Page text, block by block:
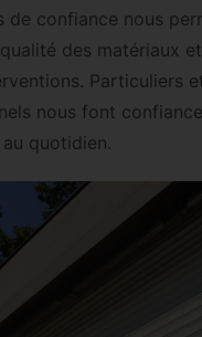
de confiance nous
des matériaux
Particuliers
nous font
quotidien.